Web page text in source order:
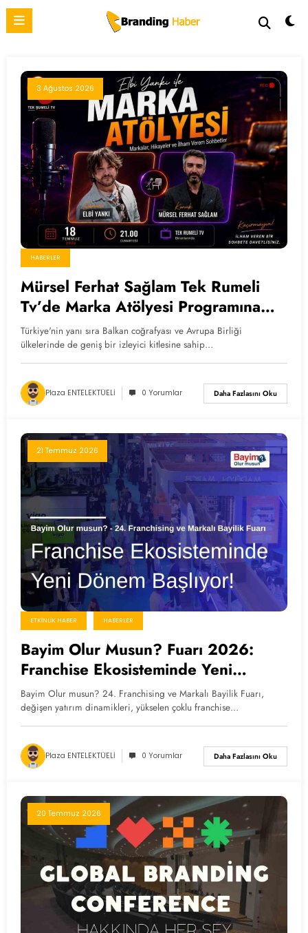
İçeriğe
3 Ağustos 2026
HABERLER
Mürsel Ferhat Sağlam Tek Rumeli
Tv’de Marka Atölyesi Programına
Konuk Oldu
Türkiye'nin yanı sıra Balkan coğrafyası ve Avrupa Birliği
ülkelerinde de geniş bir izleyici kitlesine sahip…
Plaza ENTELEKTÜELİ 0 Yorumlar Daha Fazlasını Oku
21 Temmuz 2026
ETKINLIK HABER HABERLER
Bayim Olur Musun? Fuarı 2026:
Franchise Ekosisteminde Yeni
Dönem
Bayim Olur musun? 24. Franchising ve Markalı Bayilik Fuarı,
değişen yatırım dinamikleri, yükselen çoklu franchise…
Plaza ENTELEKTÜELİ 0 Yorumlar Daha Fazlasını Oku
20 Temmuz 2026